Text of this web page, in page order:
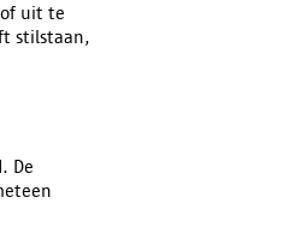
uit te
stilstaan,
De